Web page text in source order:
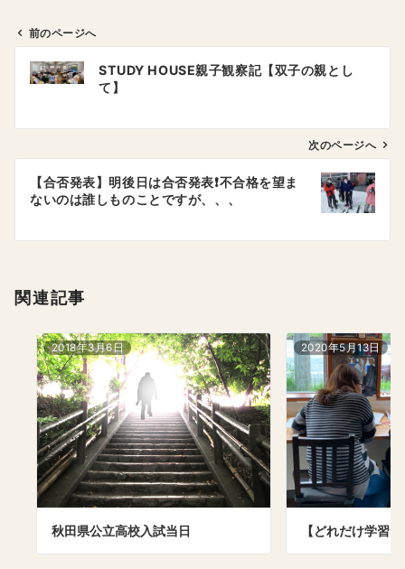
ン
前のページへ
STUDY HOUSE親子観察記【双子の親とし
て】
次のページへ
【合否発表】明後日は合否発表❗️不合格を望ま
ないのは誰しものことですが、、、
関連記事
2018年3月6日
秋田県公立高校入試当日
2020年5月13日
【どれだけ学習